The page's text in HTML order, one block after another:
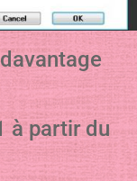
à partir du